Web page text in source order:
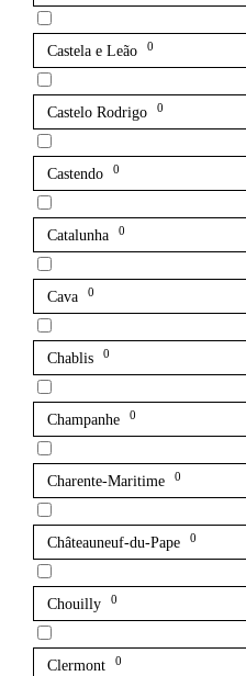
Castela e Leão 0
Castelo Rodrigo 0
Castendo 0
Catalunha 0
Cava 0
Chablis 0
Champanhe 0
Charente-Maritime 0
Châteauneuf-du-Pape 0
Chouilly 0
Clermont 0